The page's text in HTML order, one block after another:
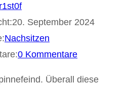
20. September 2024
Nachsitzen
0 Kommentare
Überall diese